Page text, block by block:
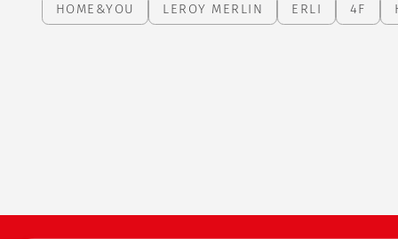
HOME&YOU
LEROY MERLIN ERLI 4F